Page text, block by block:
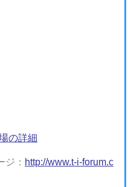
の詳細
： http://www.t-i-forum.c